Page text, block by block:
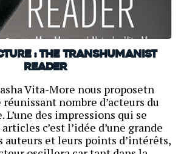
: The Transhumanist
Reader
Vita-More nous proposetn
nombre d’acteurs du
des impressions qui se
c’est l’idée d’une grande
auteurs et leurs points d’intérêts,